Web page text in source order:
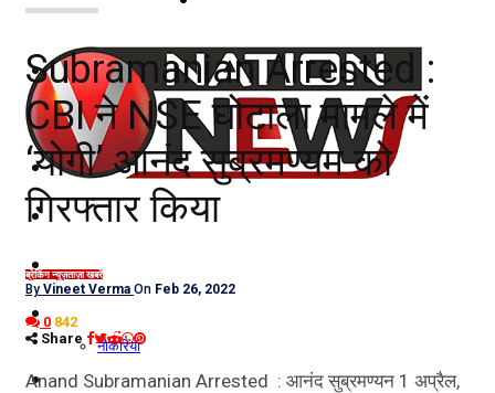
दिल्ली/NCR
राजनीति
कारोबार
खेल
मनोरंजन
शिक्षा
नौकरियां
जीवन शैली
Subramanian Arrested :
CBI ने NSE घोटाला मामले में
‘योगी’ आनंद सुब्रमण्यम को
गिरफ्तार किया
ब्रेकिंग न्यूज़ताज़ा खबरें
By Vineet Verma On Feb 26, 2022
0 842
Share
Anand Subramanian Arrested : आनंद सुब्रमण्यन 1 अप्रैल,